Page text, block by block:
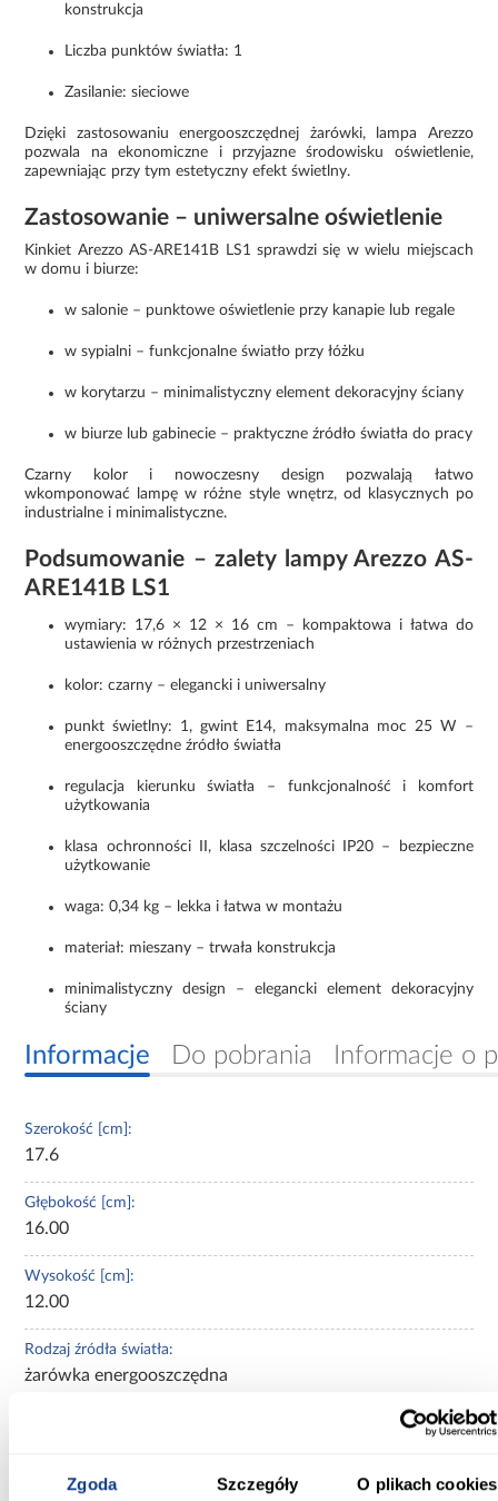
Zgoda Szczegóły O plikach cookies
konstrukcja
Liczba punktów światła: 1
Zasilanie: sieciowe
Dzięki zastosowaniu energooszczędnej żarówki, lampa Arezzo
pozwala na ekonomiczne i przyjazne środowisku oświetlenie,
zapewniając przy tym estetyczny efekt świetlny.
Zastosowanie – uniwersalne oświetlenie
Kinkiet Arezzo AS-ARE141B LS1 sprawdzi się w wielu miejscach
w domu i biurze:
w salonie – punktowe oświetlenie przy kanapie lub regale
w sypialni – funkcjonalne światło przy łóżku
w korytarzu – minimalistyczny element dekoracyjny ściany
w biurze lub gabinecie – praktyczne źródło światła do pracy
Czarny kolor i nowoczesny design pozwalają łatwo
wkomponować lampę w różne style wnętrz, od klasycznych po
industrialne i minimalistyczne.
Podsumowanie – zalety lampy Arezzo AS-
ARE141B LS1
wymiary: 17,6 × 12 × 16 cm – kompaktowa i łatwa do
ustawienia w różnych przestrzeniach
kolor: czarny – elegancki i uniwersalny
punkt świetlny: 1, gwint E14, maksymalna moc 25 W –
energooszczędne źródło światła
regulacja kierunku światła – funkcjonalność i komfort
użytkowania
klasa ochronności II, klasa szczelności IP20 – bezpieczne
użytkowanie
waga: 0,34 kg – lekka i łatwa w montażu
materiał: mieszany – trwała konstrukcja
minimalistyczny design – elegancki element dekoracyjny
ściany
Informacje Do pobrania Informacje o
Szerokość [cm]:
17.6
Głębokość [cm]:
16.00
Wysokość [cm]:
12.00
Rodzaj źródła światła:
żarówka energooszczędna
Barwa światla: